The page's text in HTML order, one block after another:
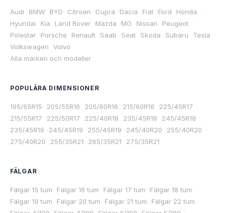
Audi ·BMW ·BYD ·Citroen ·Cupra ·Dacia ·Fiat ·Ford ·Honda ·
Hyundai ·Kia ·Land Rover ·Mazda ·MG ·Nissan ·Peugeot ·
Polestar ·Porsche ·Renault ·Saab ·Seat ·Skoda ·Subaru ·Tesla ·
Volkswagen ·Volvo
Alla märken och modeller
POPULÄRA DIMENSIONER
195/65R15 ·205/55R16 ·205/60R16 ·215/60R16 ·225/45R17 ·
215/55R17 ·225/50R17 ·225/40R18 ·235/45R18 ·245/45R18 ·
235/45R19 ·245/45R19 ·255/45R19 ·245/40R20 ·255/40R20 ·
275/40R20 ·255/35R21 ·265/35R21 ·275/35R21
FÄLGAR
Fälgar 15 tum ·Fälgar 16 tum ·Fälgar 17 tum ·Fälgar 18 tum ·
Fälgar 19 tum ·Fälgar 20 tum ·Fälgar 21 tum ·Fälgar 22 tum ·